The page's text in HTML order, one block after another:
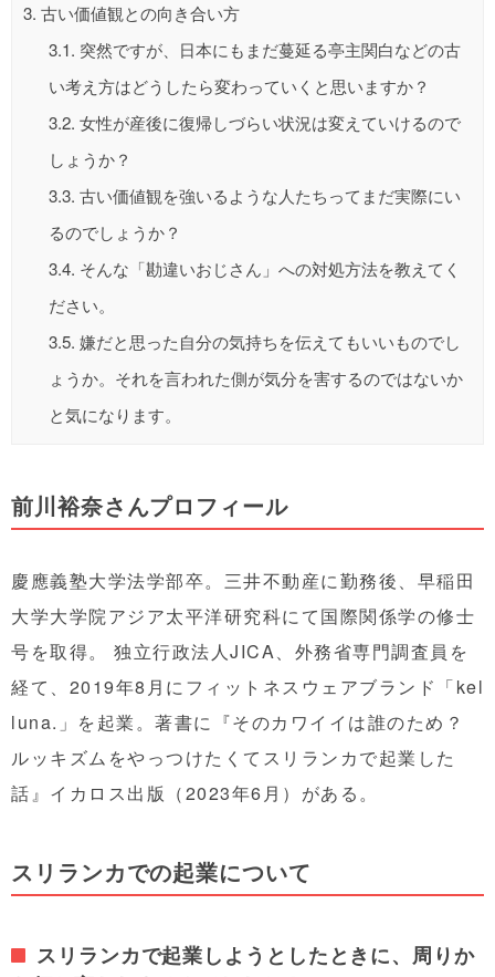
3. 古い価値観との向き合い方
3.1. 突然ですが、日本にもまだ蔓延る亭主関白などの古
い考え方はどうしたら変わっていくと思いますか？
3.2. 女性が産後に復帰しづらい状況は変えていけるので
しょうか？
3.3. 古い価値観を強いるような人たちってまだ実際にい
るのでしょうか？
3.4. そんな「勘違いおじさん」への対処方法を教えてく
ださい。
3.5. 嫌だと思った自分の気持ちを伝えてもいいものでし
ょうか。それを言われた側が気分を害するのではないか
と気になります。
前川裕奈さんプロフィール
慶應義塾大学法学部卒。三井不動産に勤務後、早稲田
大学大学院アジア太平洋研究科にて国際関係学の修士
号を取得。 独立行政法人JICA、外務省専門調査員を
経て、2019年8月にフィットネスウェアブランド「kel
luna.」を起業。著書に『そのカワイイは誰のため？
ルッキズムをやっつけたくてスリランカで起業した
話』イカロス出版（2023年6月）がある。
スリランカでの起業について
スリランカで起業しようとしたときに、周りか